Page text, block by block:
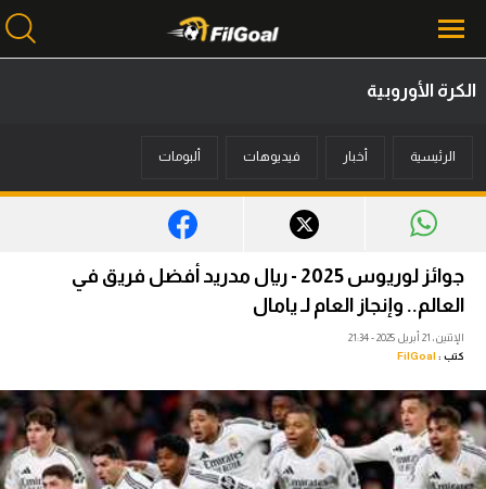
أخبار
ميركاتو
فانتازي في الجول
مسابقة التوقعات
فيديوهات
عدسات
الكرة الأوروبية
الرئيسية أخبار فيديوهات ألبومات
جوائز لوريوس 2025 - ريال مدريد أفضل فريق في
العالم.. وإنجاز العام لـ يامال
الإثنين، 21 أبريل 2025 - 21:34
كتب : FilGoal